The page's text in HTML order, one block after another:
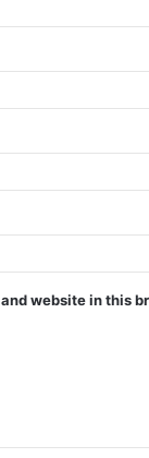
website in this